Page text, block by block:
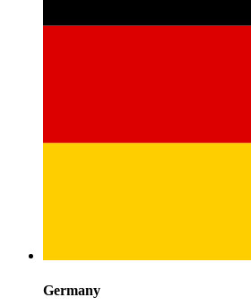
Germany